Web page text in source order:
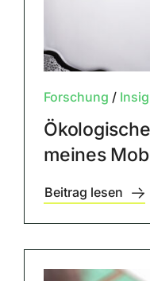
Forschung /
meines
Beitrag lesen